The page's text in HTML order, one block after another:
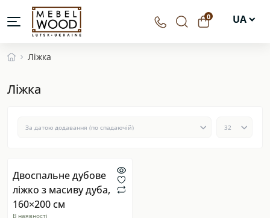
0 UA
Ліжка
Ліжка
Двоспальне дубове
ліжко з масиву дуба,
160×200 см
В наявності